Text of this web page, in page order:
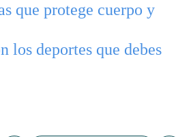
que protege cuerpo y
los deportes que debes